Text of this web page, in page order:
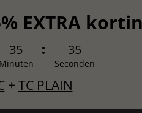
EXTRA
35
Minuten
33
Seconden
+ TC PLAIN